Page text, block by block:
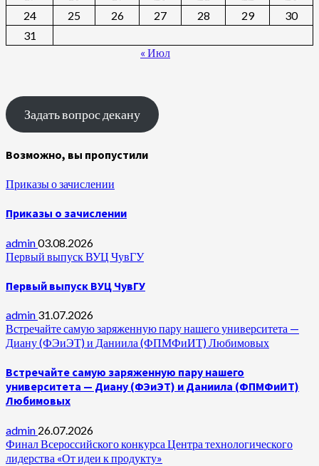
24
25 26 27 28 29
30
31
« Июл
Задать вопрос декану
Возможно, вы пропустили
Приказы о зачислении
Приказы о зачислении
admin03.08.2026
Первый выпуск ВУЦ ЧувГУ
Первый выпуск ВУЦ ЧувГУ
admin 31.07.2026
Встречайте самую заряженную пару нашего университета —
Диану (ФЭиЭТ) и Даниила (ФПМФиИТ) Любимовых
Встречайте самую заряженную пару нашего
университета — Диану (ФЭиЭТ) и Даниила (ФПМФиИТ)
Любимовых
admin 26.07.2026
Финал Всероссийского конкурса Центра технологического
лидерства «От идеи к продукту»